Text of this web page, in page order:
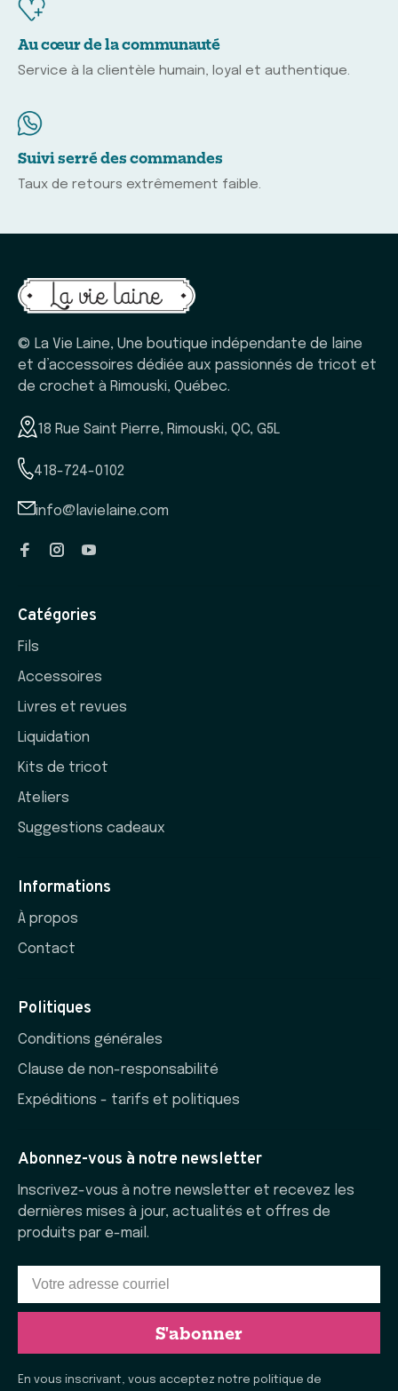
Au cœur de la communauté
Service à la clientèle humain, loyal et authentique.
Suivi serré des commandes
Taux de retours extrêmement faible.
© La Vie Laine, Une boutique indépendante de laine
et d’accessoires dédiée aux passionnés de tricot et
de crochet à Rimouski, Québec.
18 Rue Saint Pierre, Rimouski, QC, G5L
418-724-0102
info@lavielaine.com
Catégories
Fils
Accessoires
Livres et revues
Liquidation
Kits de tricot
Ateliers
Suggestions cadeaux
Informations
À propos
Contact
Politiques
Conditions générales
Clause de non-responsabilité
Expéditions - tarifs et politiques
Abonnez-vous à notre newsletter
Inscrivez-vous à notre newsletter et recevez les
dernières mises à jour, actualités et offres de
produits par e-mail.
S'abonner
En vous inscrivant, vous acceptez notre politique de